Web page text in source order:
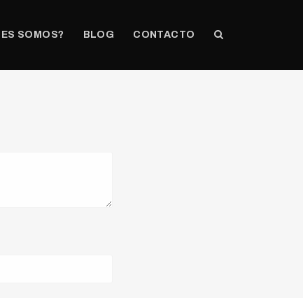
SOMOS? BLOG CONTACTO